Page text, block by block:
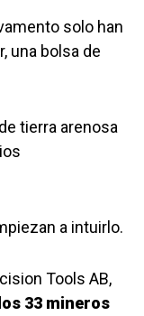
solo han
una bolsa de
tierra arenosa
a intuirlo.
Tools AB,
33 mineros